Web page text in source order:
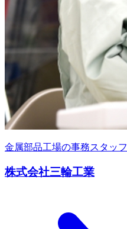
金属部品工場の事務スタッフ
株式会社三輪工業